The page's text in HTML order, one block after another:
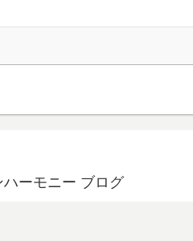
ーモニー ブログ